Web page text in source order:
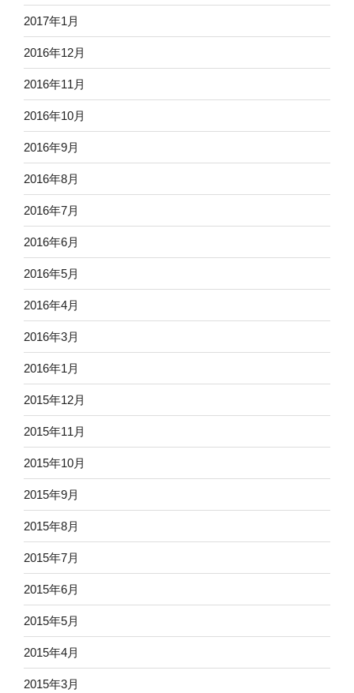
2017年1月
2016年12月
2016年11月
2016年10月
2016年9月
2016年8月
2016年7月
2016年6月
2016年5月
2016年4月
2016年3月
2016年1月
2015年12月
2015年11月
2015年10月
2015年9月
2015年8月
2015年7月
2015年6月
2015年5月
2015年4月
2015年3月